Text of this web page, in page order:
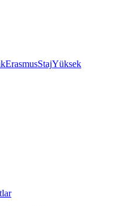
ErasmusStajYüksek